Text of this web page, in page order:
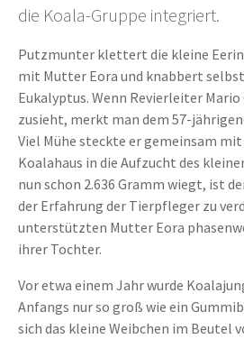
die Koala-Gruppe integriert.
Putzmunter klettert die kleine Eerin
mit Mutter Eora und knabbert
Eukalyptus. Wenn Revierleiter
zusieht, merkt man dem 57-
Viel Mühe steckte er gemeinsam
Koalahaus in die Aufzucht des
nun schon 2.636 Gramm wiegt, ist
der Erfahrung der Tierpfleger zu
unterstützten Mutter Eora
ihrer Tochter.
Vor etwa einem Jahr wurde
Anfangs nur so groß wie ein
sich das kleine Weibchen im Beutel